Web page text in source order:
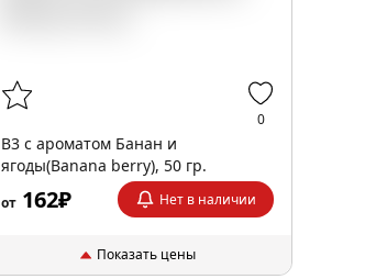
0
B3 с ароматом Банан и
ягоды(Banana berry), 50 гр.
от162₽ Нет в наличии
Показать цены